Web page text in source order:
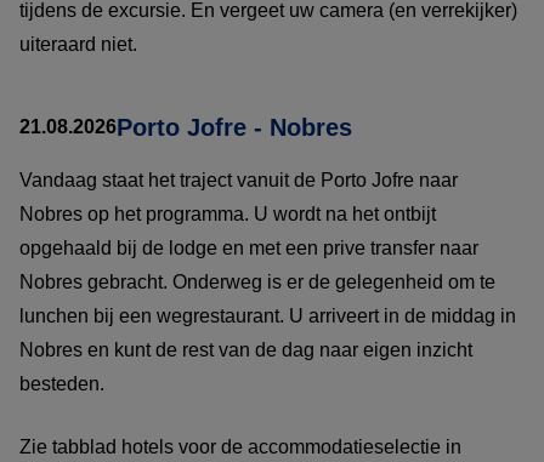
tijdens de excursie. En vergeet uw camera (en verrekijker)
uiteraard niet.
21.08.2026Porto Jofre - Nobres
Vandaag staat het traject vanuit de Porto Jofre naar
Nobres op het programma. U wordt na het ontbijt
opgehaald bij de lodge en met een prive transfer naar
Nobres gebracht. Onderweg is er de gelegenheid om te
lunchen bij een wegrestaurant. U arriveert in de middag in
Nobres en kunt de rest van de dag naar eigen inzicht
besteden.
Zie tabblad hotels voor de accommodatieselectie in